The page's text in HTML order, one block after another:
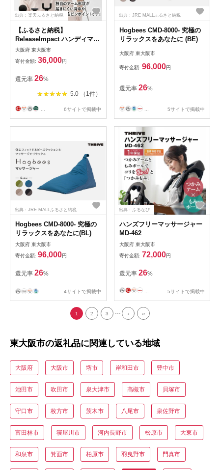
出典：楽天ふるさと納税
【ふるさと納税】
ReleaseImpact ハンディマッ
サージャー MD-1320 - 首、
肩、腰をピンポイントでマッ
サージ！手軽に使える簡単操
作と安全機能付き家庭用マッ
サージャー 送料無料
大阪府 東大阪市
寄付金額: 36,000円
還元率 26%
5.0 （1件）
... 6サイトで掲載中
出典：JRE MALLふるさと納税
Hogbees CMD-8000- 究極の
リラックスをあなたに (BE)
大阪府 東大阪市
寄付金額: 96,000円
還元率 26%
... 5サイトで掲載中
出典：JRE MALLふるさと納税
Hogbees CMD-8000- 究極の
リラックスをあなたに(BL)
大阪府 東大阪市
寄付金額: 96,000円
還元率 26%
4サイトで掲載中
出典：ふるなび
ハンズフリーマッサージャー
MD-462
大阪府 東大阪市
寄付金額: 72,000円
還元率 26%
5サイトで掲載中
1 2 3 › ››
東大阪市の返礼品に関連している地域
大阪府 大阪市 堺市 岸和田市 豊中市
池田市 吹田市 泉大津市 高槻市 貝塚市
守口市 枚方市 茨木市 八尾市 泉佐野市
富田林市 寝屋川市 河内長野市 松原市 大東市
和泉市 箕面市 柏原市 羽曳野市 門真市